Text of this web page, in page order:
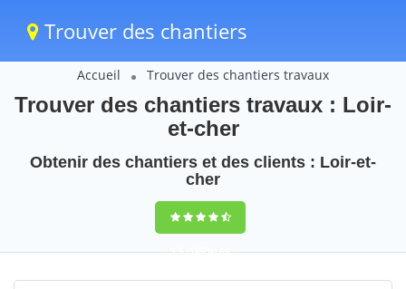
Trouver des chantiers
Accueil Trouver des chantiers travaux
Trouver des chantiers travaux : Loir-
et-cher
Obtenir des chantiers et des clients : Loir-et-
cher
9,5(100%)80
votes